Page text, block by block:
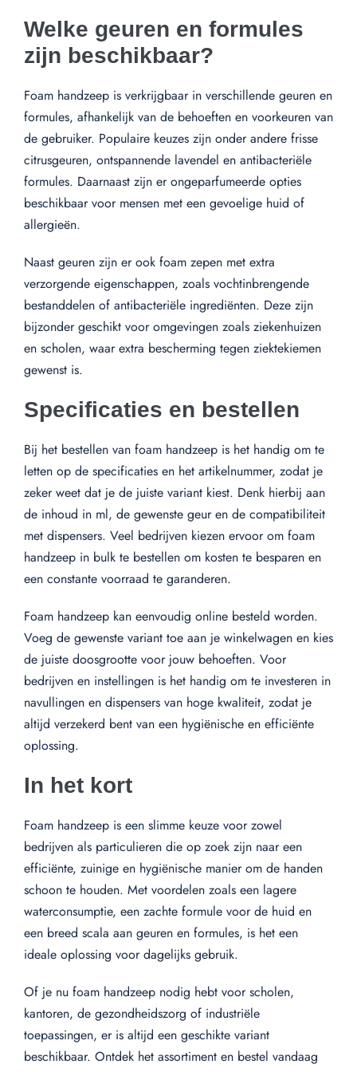
Welke geuren en formules
zijn beschikbaar?
Foam handzeep is verkrijgbaar in verschillende geuren en
formules, afhankelijk van de behoeften en voorkeuren van
de gebruiker. Populaire keuzes zijn onder andere frisse
citrusgeuren, ontspannende lavendel en antibacteriële
formules. Daarnaast zijn er ongeparfumeerde opties
beschikbaar voor mensen met een gevoelige huid of
allergieën.
Naast geuren zijn er ook foam zepen met extra
verzorgende eigenschappen, zoals vochtinbrengende
bestanddelen of antibacteriële ingrediënten. Deze zijn
bijzonder geschikt voor omgevingen zoals ziekenhuizen
en scholen, waar extra bescherming tegen ziektekiemen
gewenst is.
Specificaties en bestellen
Bij het bestellen van foam handzeep is het handig om te
letten op de specificaties en het artikelnummer, zodat je
zeker weet dat je de juiste variant kiest. Denk hierbij aan
de inhoud in ml, de gewenste geur en de compatibiliteit
met dispensers. Veel bedrijven kiezen ervoor om foam
handzeep in bulk te bestellen om kosten te besparen en
een constante voorraad te garanderen.
Foam handzeep kan eenvoudig online besteld worden.
Voeg de gewenste variant toe aan je winkelwagen en kies
de juiste doosgrootte voor jouw behoeften. Voor
bedrijven en instellingen is het handig om te investeren in
navullingen en dispensers van hoge kwaliteit, zodat je
altijd verzekerd bent van een hygiënische en efficiënte
oplossing.
In het kort
Foam handzeep is een slimme keuze voor zowel
bedrijven als particulieren die op zoek zijn naar een
efficiënte, zuinige en hygiënische manier om de handen
schoon te houden. Met voordelen zoals een lagere
waterconsumptie, een zachte formule voor de huid en
een breed scala aan geuren en formules, is het een
ideale oplossing voor dagelijks gebruik.
Of je nu foam handzeep nodig hebt voor scholen,
kantoren, de gezondheidszorg of industriële
toepassingen, er is altijd een geschikte variant
beschikbaar. Ontdek het assortiment en bestel vandaag